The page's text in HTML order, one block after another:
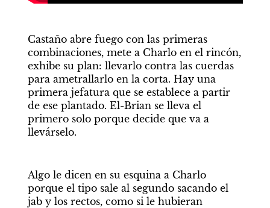
Castaño abre fuego con las primeras
combinaciones, mete a Charlo en el rincón,
exhibe su plan: llevarlo contra las cuerdas
para ametrallarlo en la corta. Hay una
primera jefatura que se establece a partir
de ese plantado. El-Brian se lleva el
primero solo porque decide que va a
llevárselo.
Algo le dicen en su esquina a Charlo
porque el tipo sale al segundo sacando el
jab y los rectos, como si le hubieran